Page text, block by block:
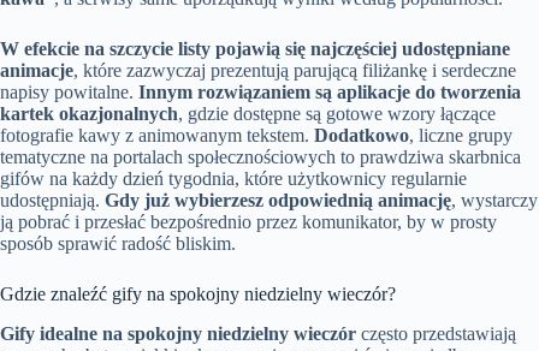
W efekcie na szczycie listy pojawią się najczęściej udostępniane
animacje, które zazwyczaj prezentują parującą filiżankę i serdeczne
napisy powitalne. Innym rozwiązaniem są aplikacje do tworzenia
kartek okazjonalnych, gdzie dostępne są gotowe wzory łączące
fotografie kawy z animowanym tekstem. Dodatkowo, liczne grupy
tematyczne na portalach społecznościowych to prawdziwa skarbnica
gifów na każdy dzień tygodnia, które użytkownicy regularnie
udostępniają. Gdy już wybierzesz odpowiednią animację, wystarczy
ją pobrać i przesłać bezpośrednio przez komunikator, by w prosty
sposób sprawić radość bliskim.
Gdzie znaleźć gify na spokojny niedzielny wieczór?
Gify idealne na spokojny niedzielny wieczór często przedstawiają